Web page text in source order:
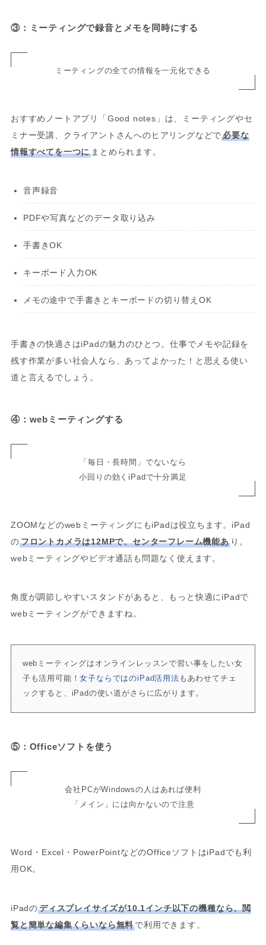
③：ミーティングで録音とメモを同時にする
ミーティングの全ての情報を一元化できる
おすすめノートアプリ「Good notes」は、ミーティングやセ
ミナー受講、クライアントさんへのヒアリングなどで必要な
情報すべてを一つに まとめられます。
音声録音
PDFや写真などのデータ取り込み
手書きOK
キーボード入力OK
メモの途中で手書きとキーボードの切り替えOK
手書きの快適さはiPadの魅力のひとつ。仕事でメモや記録を
残す作業が多い社会人なら、あってよかった！と思える使い
道と言えるでしょう。
④：webミーティングする
「毎日・長時間」でないなら
小回りの効くiPadで十分満足
ZOOMなどのwebミーティングにもiPadは役立ちます。iPad
のフロントカメラは12MPで、センターフレーム機能あり。
webミーティングやビデオ通話も問題なく使えます。
角度が調節しやすいスタンドがあると、もっと快適にiPadで
webミーティングができますね。
webミーティングはオンラインレッスンで習い事をしたい女
子も活用可能！女子ならではのiPad活用法 もあわせてチェ
ックすると、iPadの使い道がさらに広がります。
⑤：Officeソフトを使う
会社PCがWindowsの人はあれば便利
「メイン」には向かないので注意
Word・Excel・PowerPointなどのOfficeソフトはiPadでも利
用OK。
iPadのディスプレイサイズが10.1インチ以下の機種なら、閲
覧と簡単な編集くらいなら無料で利用できます。